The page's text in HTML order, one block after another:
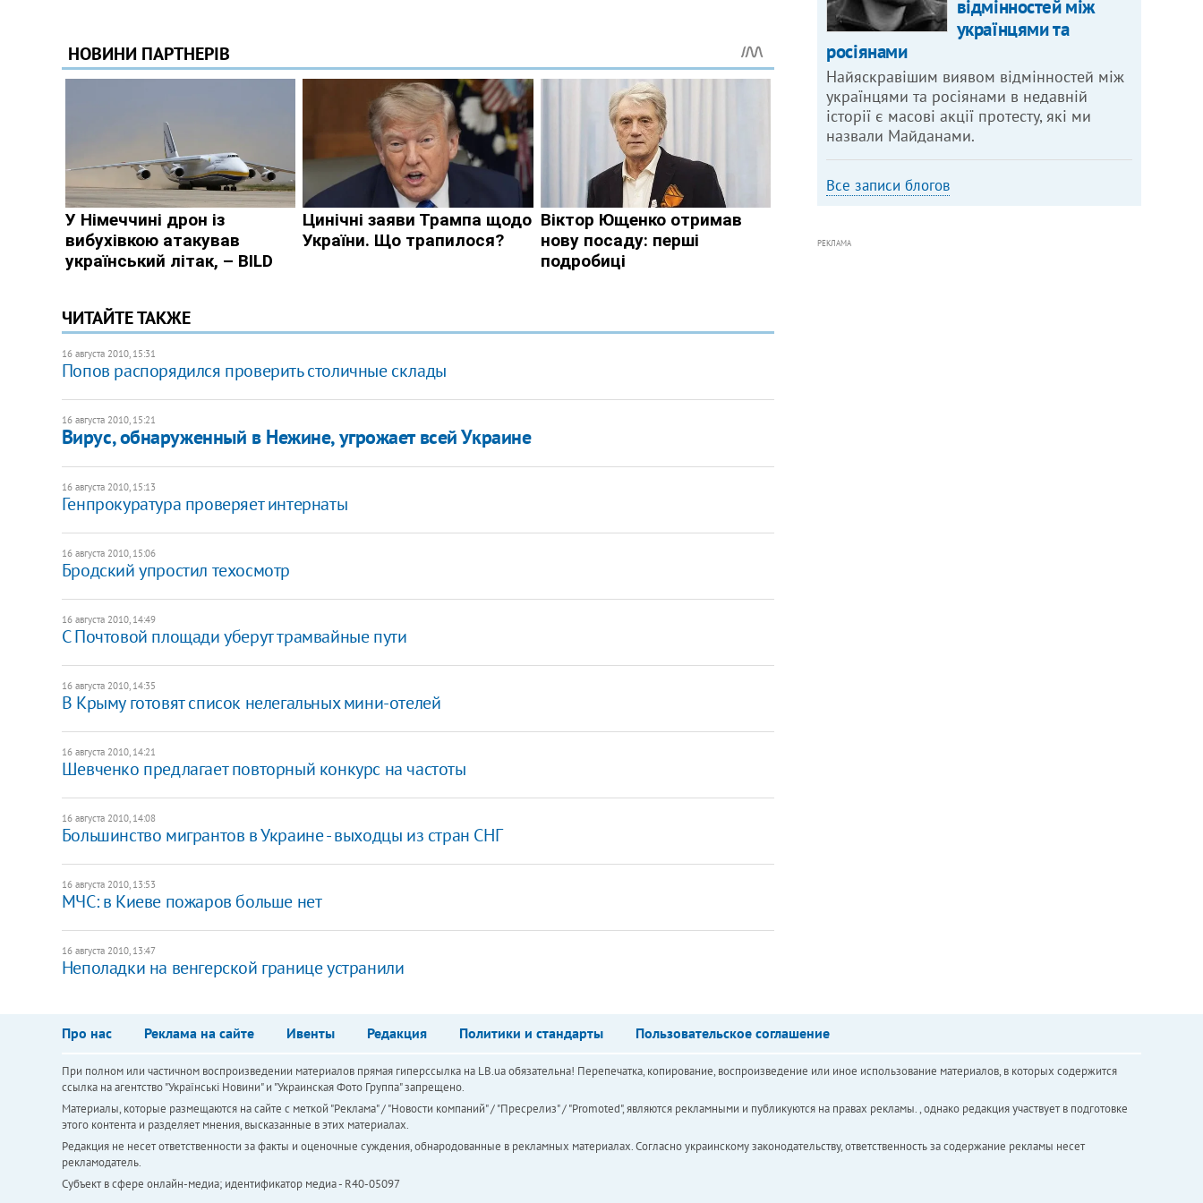
ЧИТАЙТЕ ТАКЖЕ
16 августа 2010, 15:31
Попов распорядился проверить столичные склады
16 августа 2010, 15:21
Вирус, обнаруженный в Нежине, угрожает всей Украине
16 августа 2010, 15:13
Генпрокуратура проверяет интернаты
16 августа 2010, 15:06
Бродский упростил техосмотр
16 августа 2010, 14:49
С Почтовой площади уберут трамвайные пути
16 августа 2010, 14:35
В Крыму готовят список нелегальных мини-отелей
16 августа 2010, 14:21
Шевченко предлагает повторный конкурс на частоты
16 августа 2010, 14:08
Большинство мигрантов в Украине - выходцы из стран СНГ
16 августа 2010, 13:53
МЧС: в Киеве пожаров больше нет
16 августа 2010, 13:47
Неполадки на венгерской границе устранили
відмінностей між
українцями та
росіянами
Найяскравішим виявом відмінностей між
українцями та росіянами в недавній
історії є масові акції протесту, які ми
назвали Майданами.
Все записи блогов
РЕКЛАМА
Про нас Реклама на сайте Ивенты Редакция Политики и стандарты Пользовательское соглашение
При полном или частичном воспроизведении материалов прямая гиперссылка на LB.ua обязательна! Перепечатка, копирование, воспроизведение или иное использование материалов, в которых содержится
ссылка на агентство "Українськi Новини" и "Украинская Фото Группа" запрещено.
Материалы, которые размещаются на сайте с меткой "Реклама" / "Новости компаний" / "Пресрелиз" / "Promoted", являются рекламными и публикуются на правах рекламы. , однако редакция участвует в подготовке
этого контента и разделяет мнения, высказанные в этих материалах.
Редакция не несет ответственности за факты и оценочные суждения, обнародованные в рекламных материалах. Согласно украинскому законодательству, ответственность за содержание рекламы несет
рекламодатель.
Субъект в сфере онлайн-медиа; идентификатор медиа - R40-05097